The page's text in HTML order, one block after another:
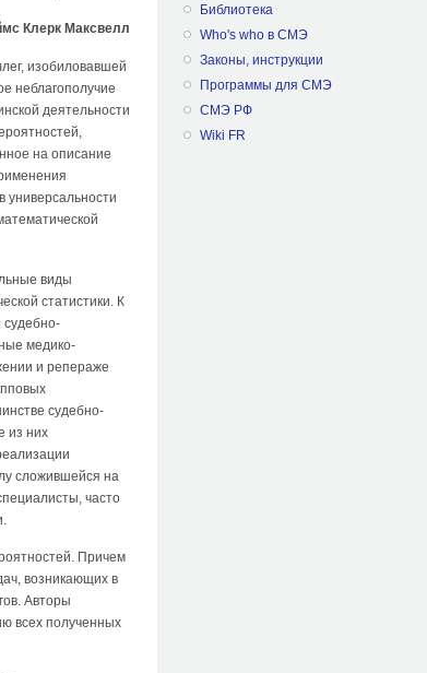
Клерк Максвелл
изобиловавшей
неблагополучие
деятельности
на описание
универсальности
виды
статистики. К
судебно-
медико-
и репераже
судебно-
из них
сложившейся на
часто
Причем
возникающих в
Авторы
всех полученных
Библиотека
Who's who в СМЭ
Законы, инструкции
Программы для СМЭ
СМЭ РФ
Wiki FR